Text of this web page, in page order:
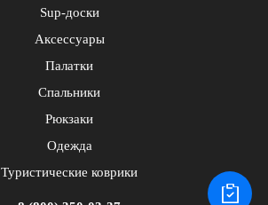
Sup-доски
Аксессуары
Палатки
Спальники
Рюкзаки
Одежда
Туристические коврики